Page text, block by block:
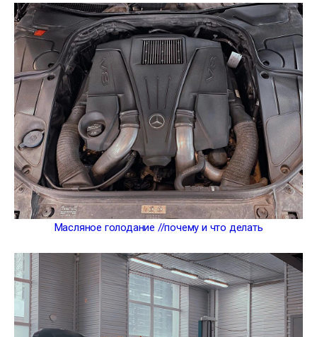
Масляное голодание //почему и что делать